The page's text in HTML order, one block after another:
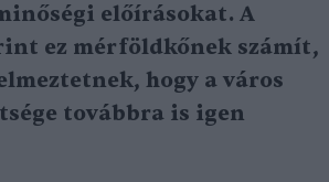
előírásokat. A
ez mérföldkőnek számít,
hogy a város
továbbra is igen